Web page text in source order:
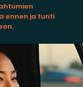
ennen ja tunti